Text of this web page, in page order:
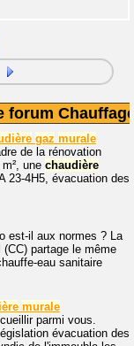
forum
gaz murale
de la rénovation
une chaudière
23-4H5, évacuation des
est-il aux normes ? La
partage le même
eau sanitaire
murale
parmi vous.
évacuation des